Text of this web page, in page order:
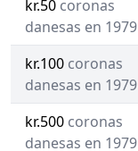
kr.50 coronas
danesas en 1979
kr.100 coronas
danesas en 1979
kr.500 coronas
danesas en 1979